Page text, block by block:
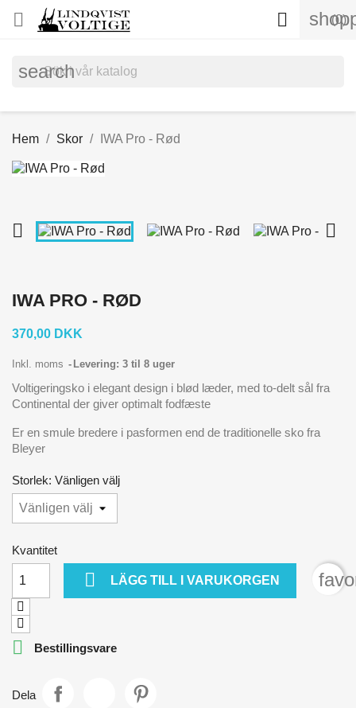
 (0)

search
Hem Skor IWA Pro - Rød
 
IWA PRO - RØD
370,00 DKK
Inkl. moms Levering: 3 til 8 uger
Voltigeringsko i elegant design i blød læder, med to-delt sål fra
Continental der giver optimalt fodfæste
Er en smule bredere i pasformen end de traditionelle sko fra
Bleyer
Storlek: Vänligen välj
Kvantitet
 LÄGG TILL I VARUKORGEN
 Bestillingsvare
Dela